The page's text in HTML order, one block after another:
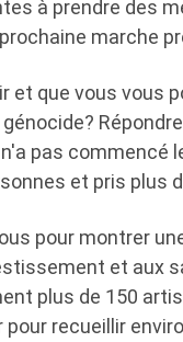
à prendre des
marche
et que vous vous
pas commencé
et pris plus
pour montrer
et aux
plus de 150
recueillir